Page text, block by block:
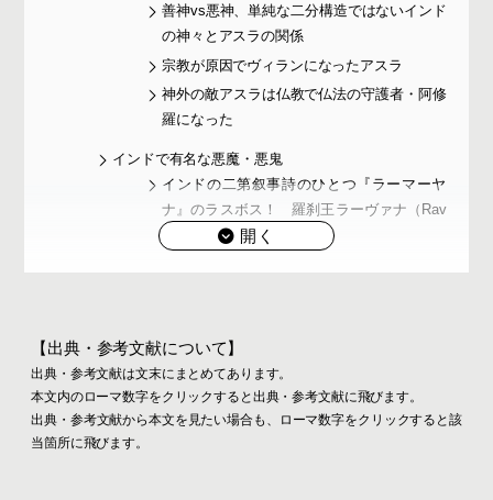
善神vs悪神、単純な二分構造ではないインド
の神々とアスラの関係
宗教が原因でヴィランになったアスラ
神外の敵アスラは仏教で仏法の守護者・阿修
羅になった
インドで有名な悪魔・悪鬼
インドの二第叙事詩のひとつ『ラーマーヤ
ナ』のラスボス！ 羅刹王ラーヴァナ（Rav
ana / Rāvana）
ヤクシャ（Yaksa）/ヤクシニー（Yaksini）
インド神話に出てくる悪鬼、怪物たち
人食い鬼ラークシャサ、ラクシャス（Raksh
【出典・参考文献について】
出典・参考文献は文末にまとめてあります。
本文内のローマ数字をクリックすると出典・参考文献に飛びます。
出典・参考文献から本文を見たい場合も、ローマ数字をクリックすると該
当箇所に飛びます。